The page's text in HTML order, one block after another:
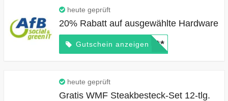
heute geprüft
20% Rabatt auf ausgewählte Hardware
Gutschein anzeigen*****
heute geprüft
Gratis WMF Steakbesteck-Set 12-tlg.